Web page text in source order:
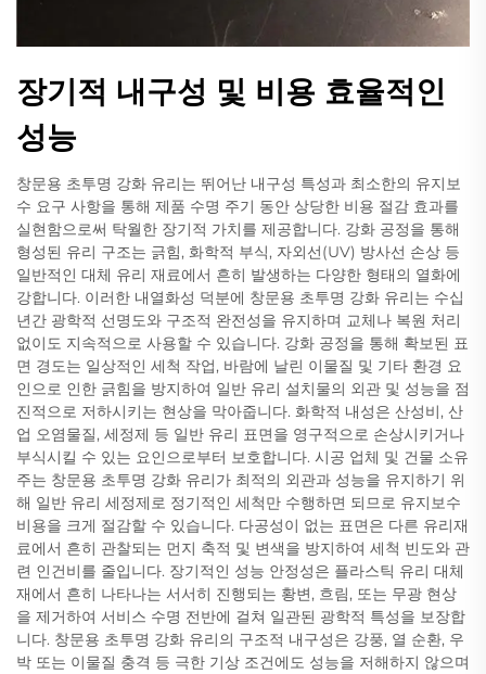
장기적 내구성 및 비용 효율적인
성능
창문용 초투명 강화 유리는 뛰어난 내구성 특성과 최소한의 유지보
수 요구 사항을 통해 제품 수명 주기 동안 상당한 비용 절감 효과를
실현함으로써 탁월한 장기적 가치를 제공합니다. 강화 공정을 통해
형성된 유리 구조는 긁힘, 화학적 부식, 자외선(UV) 방사선 손상 등
일반적인 대체 유리 재료에서 흔히 발생하는 다양한 형태의 열화에
강합니다. 이러한 내열화성 덕분에 창문용 초투명 강화 유리는 수십
년간 광학적 선명도와 구조적 완전성을 유지하며 교체나 복원 처리
없이도 지속적으로 사용할 수 있습니다. 강화 공정을 통해 확보된 표
면 경도는 일상적인 세척 작업, 바람에 날린 이물질 및 기타 환경 요
인으로 인한 긁힘을 방지하여 일반 유리 설치물의 외관 및 성능을 점
진적으로 저하시키는 현상을 막아줍니다. 화학적 내성은 산성비, 산
업 오염물질, 세정제 등 일반 유리 표면을 영구적으로 손상시키거나
부식시킬 수 있는 요인으로부터 보호합니다. 시공 업체 및 건물 소유
주는 창문용 초투명 강화 유리가 최적의 외관과 성능을 유지하기 위
해 일반 유리 세정제로 정기적인 세척만 수행하면 되므로 유지보수
비용을 크게 절감할 수 있습니다. 다공성이 없는 표면은 다른 유리재
료에서 흔히 관찰되는 먼지 축적 및 변색을 방지하여 세척 빈도와 관
련 인건비를 줄입니다. 장기적인 성능 안정성은 플라스틱 유리 대체
재에서 흔히 나타나는 서서히 진행되는 황변, 흐림, 또는 무광 현상
을 제거하여 서비스 수명 전반에 걸쳐 일관된 광학적 특성을 보장합
니다. 창문용 초투명 강화 유리의 구조적 내구성은 강풍, 열 순환, 우
박 또는 이물질 충격 등 극한 기상 조건에도 성능을 저해하지 않으며